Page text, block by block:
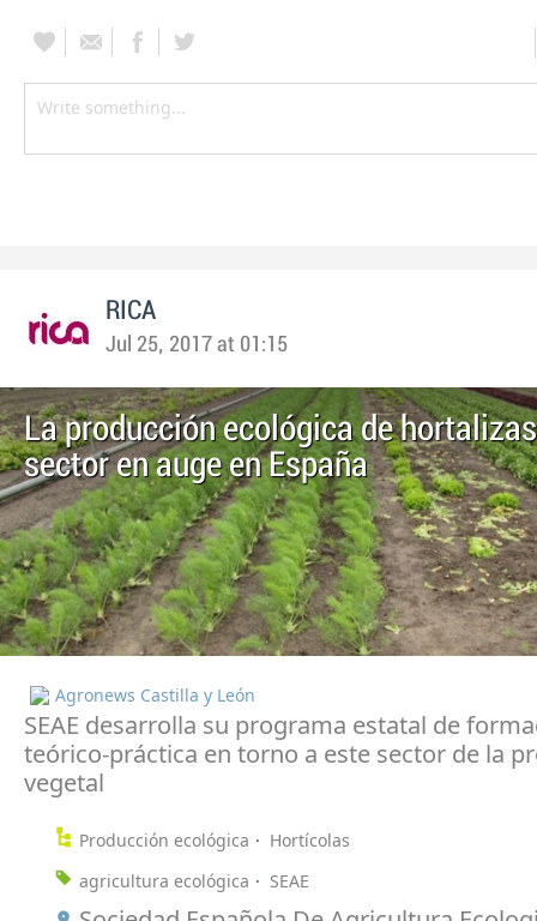
RICA
Jul 25, 2017 at 01:15
La producción ecológica de
sector en auge en España
Agronews Castilla y León
SEAE desarrolla su programa estatal de
teórico-práctica en torno a este sector de la
vegetal
Producción ecológica
Hortícolas
agricultura ecológica
SEAE